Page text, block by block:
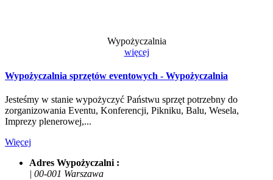
Wypożyczalnia
więcej
Wypożyczalnia sprzętów eventowych - Wypożyczalnia
Jesteśmy w stanie wypożyczyć Państwu sprzęt potrzebny do
zorganizowania Eventu, Konferencji, Pikniku, Balu, Wesela,
Imprezy plenerowej,...
Więcej
Adres Wypożyczalni :
| 00-001 Warszawa